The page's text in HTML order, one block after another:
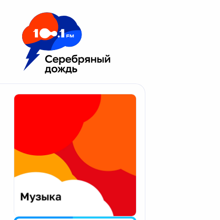
Москва 100.1 FM
Апатиты
Екатеринбург
Калининград
Калуга